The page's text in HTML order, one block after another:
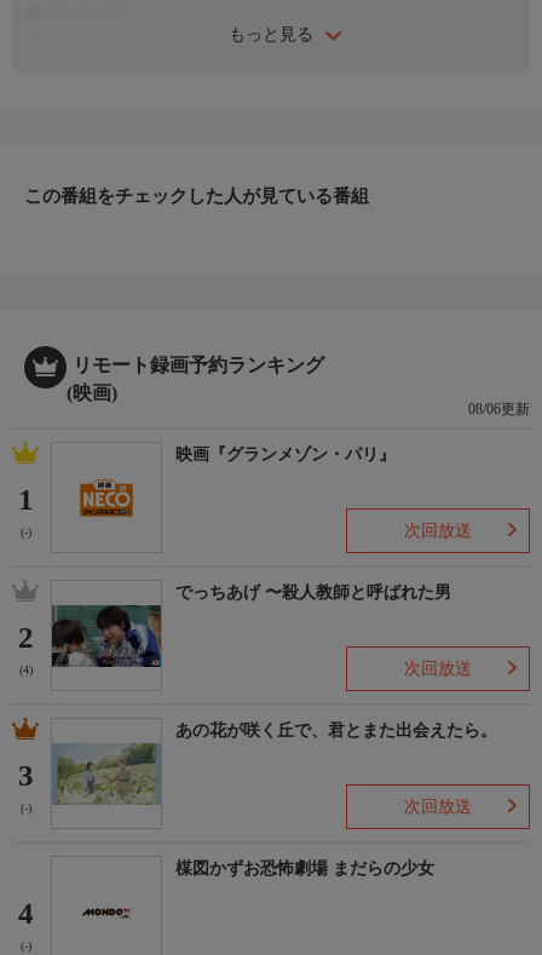
もっと見る
込んでいくが…。
この番組をチェックした人が見ている番組
リモート録画予約ランキング
(映画)
08/06更新
1
(-)
映画『グランメゾン・パリ』
次回放送
2
(4)
でっちあげ 〜殺人教師と呼ばれた男
次回放送
3
(-)
あの花が咲く丘で、君とまた出会えたら。
次回放送
4
(-)
楳図かずお恐怖劇場 まだらの少女